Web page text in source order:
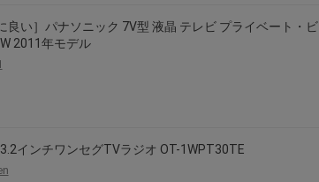
，如有變更恕不另行通知，將以官網公告為準。
良い］パナソニック 7V型 液晶 テレビ プライベート・ビ
2011年モデル
インチワンセグTVラジオ OT-1WPT30TE